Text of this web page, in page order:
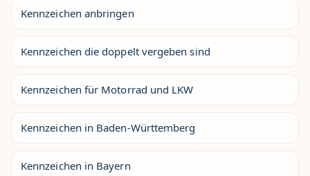
Kennzeichen anbringen
Kennzeichen die doppelt vergeben sind
Kennzeichen für Motorrad und LKW
Kennzeichen in Baden-Württemberg
Kennzeichen in Bayern